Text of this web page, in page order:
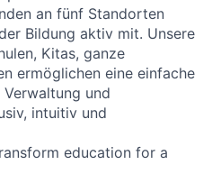
an fünf Standorten
Bildung aktiv mit. Unsere
Kitas, ganze
ermöglichen eine einfache
und
intuitiv und
education for a